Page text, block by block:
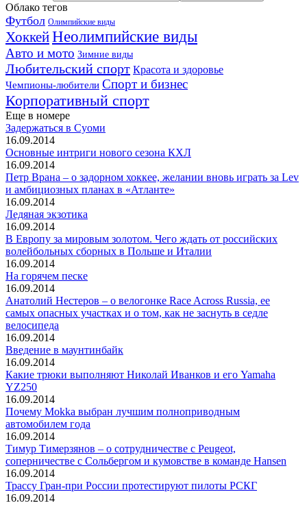
Облако тегов
Футбол Олимпийские виды
ХоккейНеолимпийские виды
Авто и мото Зимние виды
Любительский спорт Красота и здоровье
Чемпионы-любители Спорт и бизнес
Корпоративный спорт
Еще в номере
Задержаться в Суоми
16.09.2014
Основные интриги нового сезона КХЛ
16.09.2014
Петр Врана – о задорном хоккее, желании вновь играть за Lev
и амбициозных планах в «Атланте»
16.09.2014
Ледяная экзотика
16.09.2014
В Европу за мировым золотом. Чего ждать от российских
волейбольных сборных в Польше и Италии
16.09.2014
На горячем песке
16.09.2014
Анатолий Нестеров – о велогонке Race Across Russia, ее
самых опасных участках и о том, как не заснуть в седле
велосипеда
16.09.2014
Введение в маунтинбайк
16.09.2014
Какие трюки выполняют Николай Иванков и его Yamaha
YZ250
16.09.2014
Почему Mokka выбран лучшим полноприводным
автомобилем года
16.09.2014
Тимур Тимерзянов – о сотрудничестве с Peugeot,
соперничестве с Сольбергом и кумовстве в команде Hansen
16.09.2014
Трассу Гран-при России протестируют пилоты РСКГ
16.09.2014